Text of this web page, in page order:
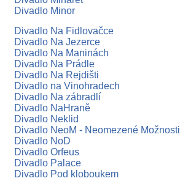
Divadlo Minor
Divadlo Na Fidlovačce
Divadlo Na Jezerce
Divadlo Na Maninách
Divadlo Na Prádle
Divadlo Na Rejdišti
Divadlo na Vinohradech
Divadlo Na zábradlí
Divadlo NaHraně
Divadlo Neklid
Divadlo NeoM - Neomezené Možnosti
Divadlo NoD
Divadlo Orfeus
Divadlo Palace
Divadlo Pod kloboukem